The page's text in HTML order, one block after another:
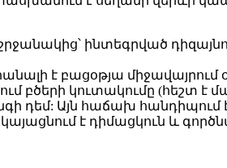
ինտեգրված
է բացօթյա
կուտակումը (հեշտ է
դեմ: Այն հաճախ հանդիպում
է դիմացկուն և